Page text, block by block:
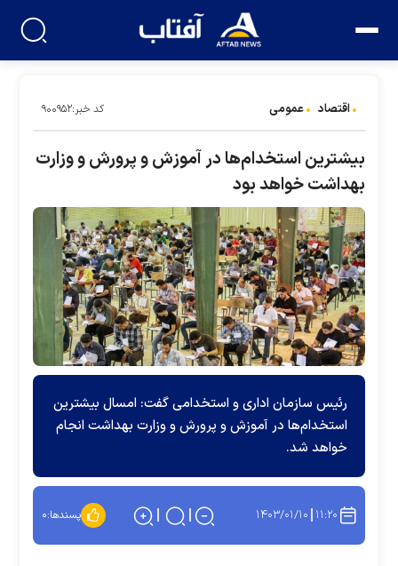
اقتصاد عمومی کد خبر:۹۰۰۹۵۲
بیشترین استخدام‌ها در آموزش و پرورش و وزارت
بهداشت خواهد بود
رئیس سازمان اداری و استخدامی گفت: امسال بیشترین
استخدام‌ها در آموزش و پرورش و وزارت بهداشت انجام
خواهد شد.
۱۱:۲۰ ۱۴۰۳/۰۱/۱۰ پسندها:۰